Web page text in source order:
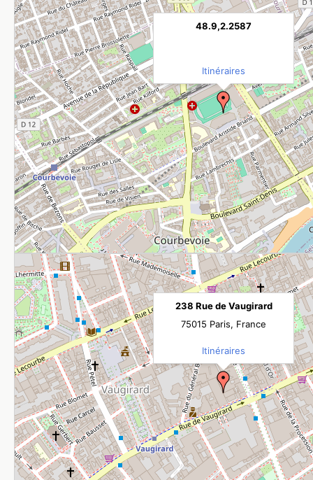
48.9,2.2587
Itinéraires
238 Rue de Vaugirard
75015 Paris, France
Itinéraires